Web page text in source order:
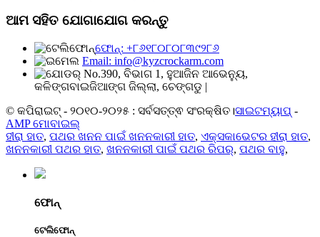
ଆମ ସହିତ ଯୋଗାଯୋଗ କରନ୍ତୁ
ଫୋନ୍: +୮୬୧୮୦୮୦୮୩୯୨୮୬
Email: info@kyzcrockarm.com
No.390, ବିଭାଗ 1, ହୁଆଜିନ ଆଭେନ୍ୟୁ,
କଳିଙ୍ଗବାଇଜିଆଙ୍ଗ ଜିଲ୍ଲା, ଚେଙ୍ଗଡୁ |
© କପିରାଇଟ୍ - ୨୦୧୦-୨୦୨୫ : ସର୍ବସତ୍ତ୍ଵ ସଂରକ୍ଷିତ।ସାଇଟମ୍ୟାପ୍ -
AMP ମୋବାଇଲ୍
ହୀରା ହାତ, ପଥର ଖନନ ପାଇଁ ଖନନକାରୀ ହାତ, ଏକ୍ସକାଭେଟର ହୀରା ହାତ,
ଖନନକାରୀ ପଥର ହାତ, ଖନନକାରୀ ପାଇଁ ପଥର ରିପର୍, ପଥର ବାହୁ,
ଫୋନ୍
ଟେଲିଫୋନ୍